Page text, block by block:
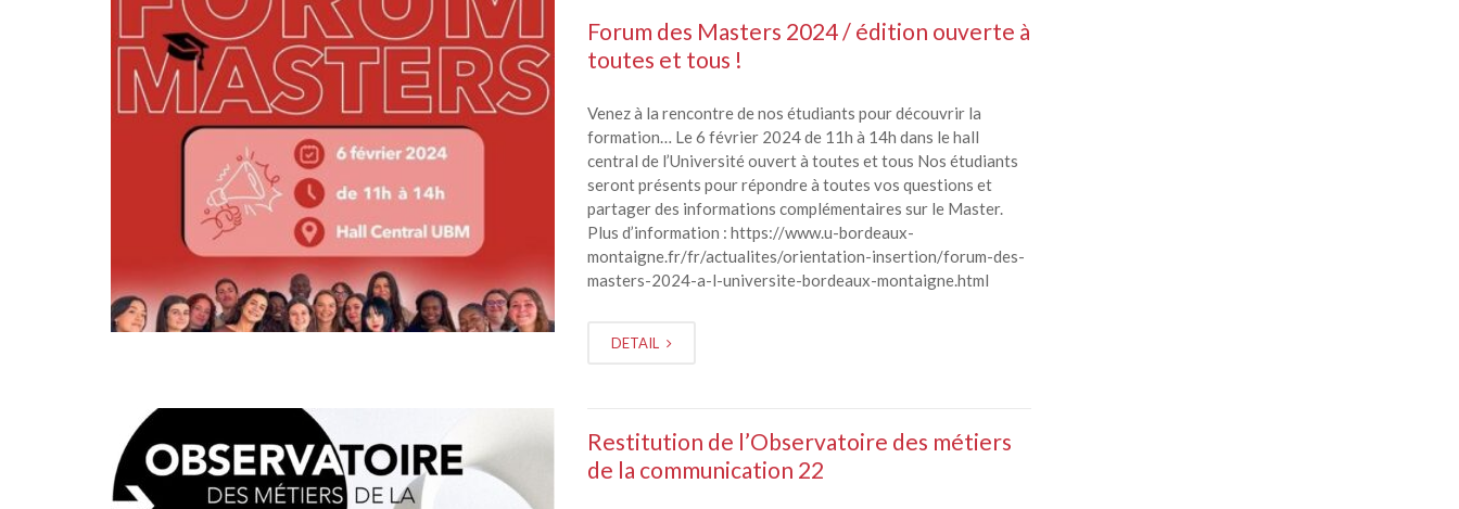
Forum des Masters 2024 / édition ouverte à
toutes et tous !
Venez à la rencontre de nos étudiants pour découvrir la
formation… Le 6 février 2024 de 11h à 14h dans le hall
central de l’Université ouvert à toutes et tous Nos étudiants
seront présents pour répondre à toutes vos questions et
partager des informations complémentaires sur le Master.
Plus d’information : https://www.u-bordeaux-
montaigne.fr/fr/actualites/orientation-insertion/forum-des-
masters-2024-a-l-universite-bordeaux-montaigne.html
DETAIL
Restitution de l’Observatoire des métiers
de la communication 22